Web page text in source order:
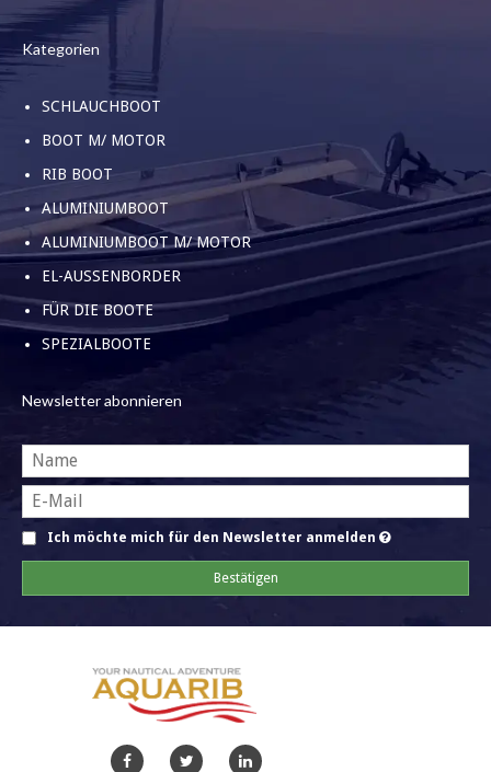
Kategorien
SCHLAUCHBOOT
BOOT M/ MOTOR
RIB BOOT
ALUMINIUMBOOT
ALUMINIUMBOOT M/ MOTOR
EL-AUSSENBORDER
FÜR DIE BOOTE
SPEZIALBOOTE
Newsletter abonnieren
Ich möchte mich für den Newsletter anmelden
Bestätigen